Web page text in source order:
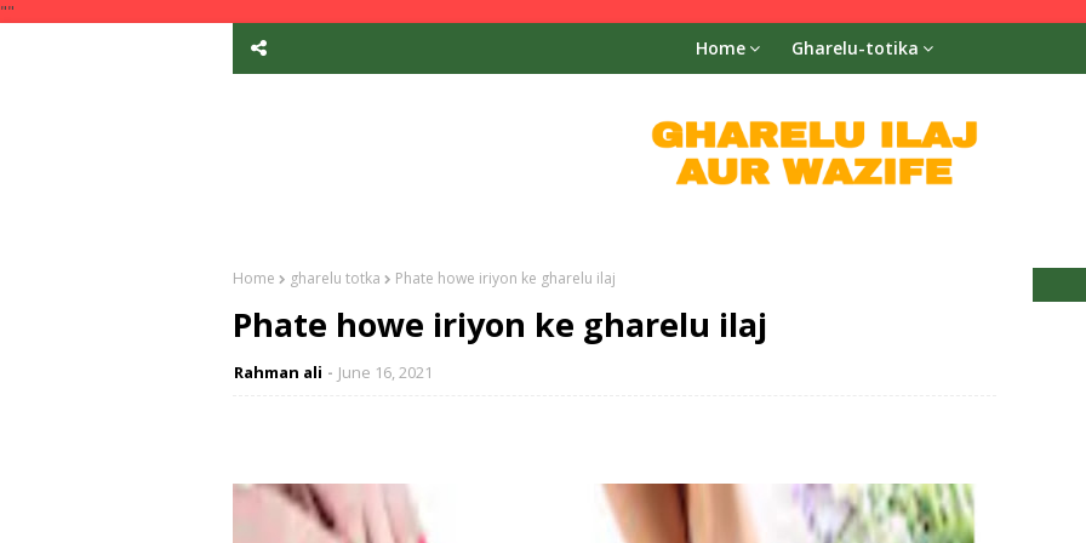
""
Home
Gharelu-totika
Home gharelu totka Phate howe iriyon ke gharelu ilaj
Phate howe iriyon ke gharelu ilaj
Rahman ali June 16, 2021